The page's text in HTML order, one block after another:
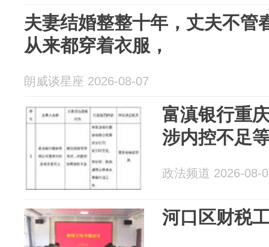
夫妻结婚整整十年，丈夫不管
从来都穿着衣服，
朗威谈星座 2026-08-07
富滇银行重
涉内控不足
政法频道 2026-08-
河口区财税